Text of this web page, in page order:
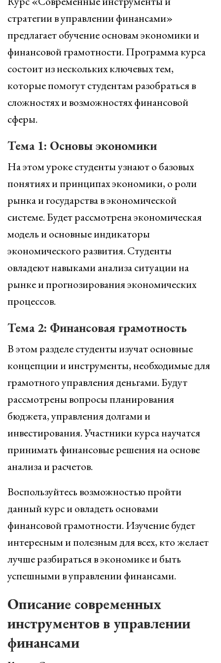
стратегии в управлении финансами»
предлагает обучение основам экономики и
финансовой грамотности. Программа курса
состоит из нескольких ключевых тем,
которые помогут студентам разобраться в
сложностях и возможностях финансовой
сферы.
Тема 1: Основы экономики
На этом уроке студенты узнают о базовых
понятиях и принципах экономики, о роли
рынка и государства в экономической
системе. Будет рассмотрена экономическая
модель и основные индикаторы
экономического развития. Студенты
овладеют навыками анализа ситуации на
рынке и прогнозирования экономических
процессов.
Тема 2: Финансовая грамотность
В этом разделе студенты изучат основные
концепции и инструменты, необходимые для
грамотного управления деньгами. Будут
рассмотрены вопросы планирования
бюджета, управления долгами и
инвестирования. Участники курса научатся
принимать финансовые решения на основе
анализа и расчетов.
Воспользуйтесь возможностью пройти
данный курс и овладеть основами
финансовой грамотности. Изучение будет
интересным и полезным для всех, кто желает
лучше разбираться в экономике и быть
успешными в управлении финансами.
Описание современных
инструментов в управлении
финансами